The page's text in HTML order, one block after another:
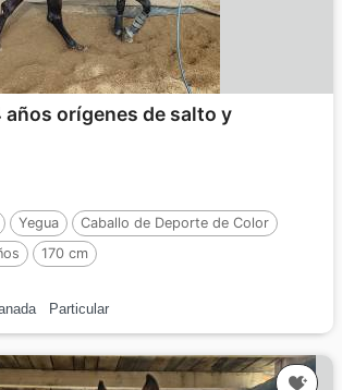
años orígenes de salto y
Yegua
Caballo de Deporte de Color
170 cm
Particular